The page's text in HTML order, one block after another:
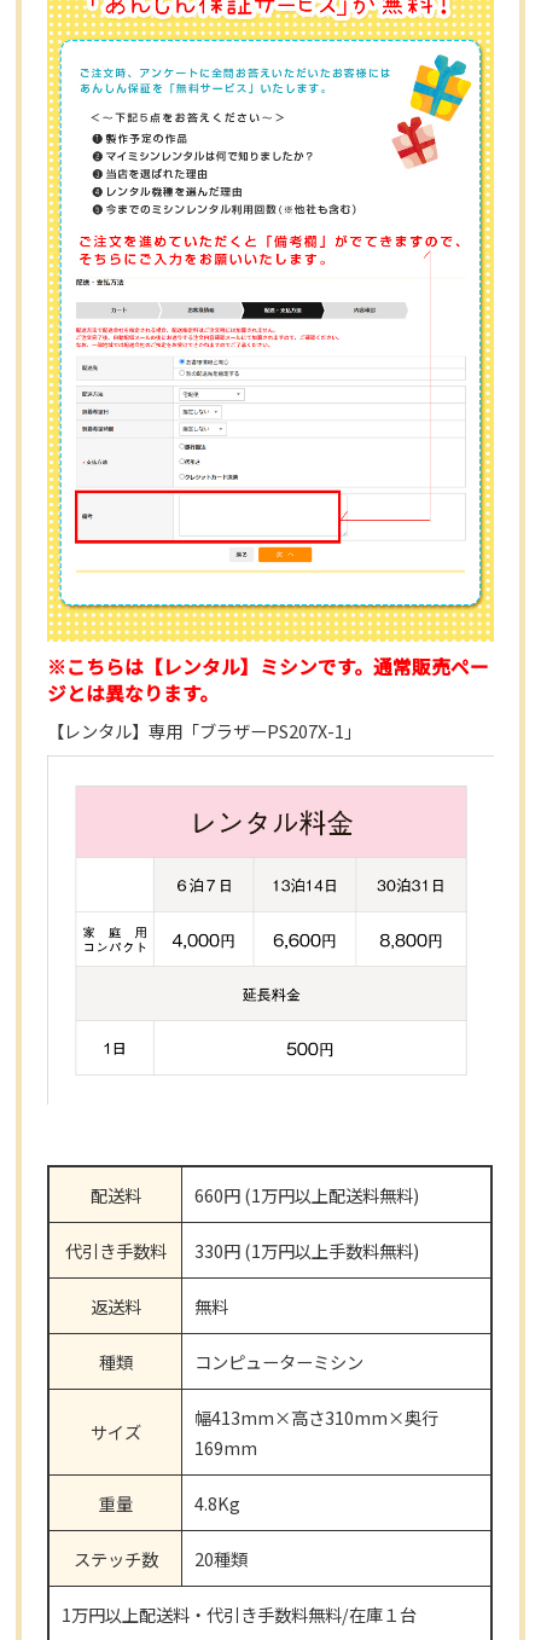
※こちらは【レンタル】ミシンです。通常販売ペー
ジとは異なります。
【レンタル】専用「ブラザーPS207X-1」
配送料 660円 (1万円以上配送料無料)
代引き手数料 330円 (1万円以上手数料無料)
返送料 無料
種類 コンピューターミシン
サイズ
幅413mm×高さ310mm×奥行
169mm
重量 4.8Kg
ステッチ数 20種類
1万円以上配送料・代引き手数料無料/在庫１台